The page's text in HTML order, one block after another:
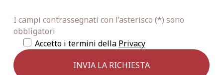
I campi contrassegnati con l’asterisco (*) sono
obbligatori
Accetto i termini della Privacy